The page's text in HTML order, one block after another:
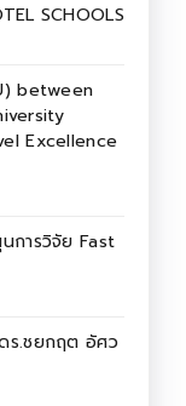
SCHOOLS
between
Excellence
การวิจัย Fast
ร.ชยกฤต อัศว